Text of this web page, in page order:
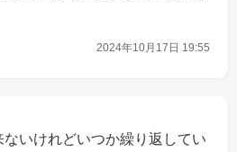
2024年10月17日 19:55
いけれどいつか繰り返してい